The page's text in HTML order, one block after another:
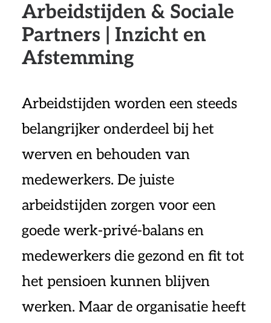
Arbeidstijden & Sociale
Partners | Inzicht en
Afstemming
Arbeidstijden worden een steeds
belangrijker onderdeel bij het
werven en behouden van
medewerkers. De juiste
arbeidstijden zorgen voor een
goede werk-privé-balans en
medewerkers die gezond en fit tot
het pensioen kunnen blijven
werken. Maar de organisatie heeft